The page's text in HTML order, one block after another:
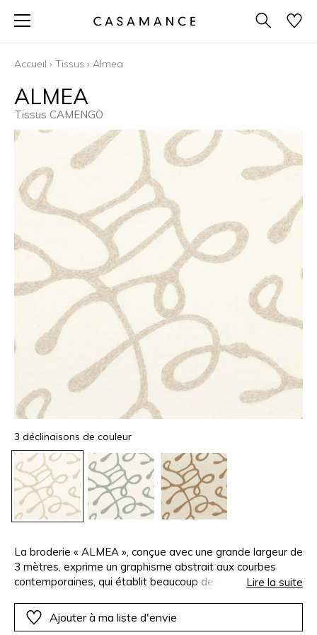
Accueil › Tissus › Almea
ALMEA
Tissus CAMENGO
3 déclinaisons de couleur
La broderie « ALMEA », conçue avec une grande largeur de
3 mètres, exprime un graphisme abstrait aux courbes
contemporaines, qui établit beaucoup de rythme et de
fluide et actuel affirme un puissant tempérament
décoratif, d’une élégance visuelle particulièrement raffinée.
Lire la suite
Ajouter à ma liste d'envie